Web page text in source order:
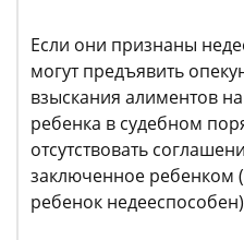
Если они признаны
могут предъявить
взыскания алиментов
ребенка в судебном
отсутствовать
заключенное ребенком
ребенок